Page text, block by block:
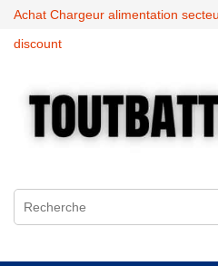
Achat Chargeur alimentation
discount